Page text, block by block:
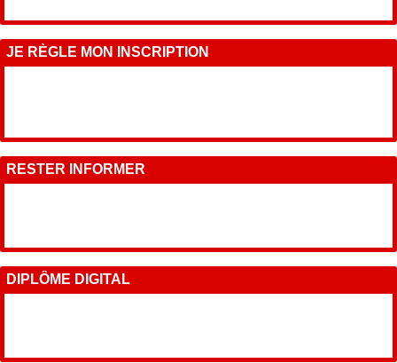
JE RÈGLE MON INSCRIPTION
RESTER INFORMER
DIPLÔME DIGITAL